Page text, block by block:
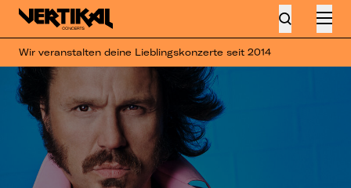
Wir veranstalten deine Lieblingskonzerte seit 2014